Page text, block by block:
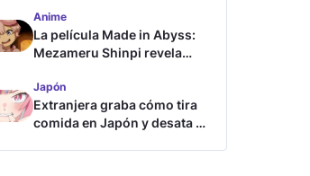
tráiler
Anime
La película Made in Abyss:
Mezameru Shinpi revela
Japón
Extranjera graba cómo tira
comida en Japón y desata la